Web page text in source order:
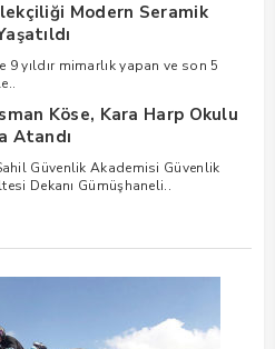
Modern Seramik
9 yıldır mimarlık yapan ve son 5
Köse, Kara Harp Okulu
Atandı
Güvenlik Akademisi Güvenlik
Dekanı Gümüşhaneli..